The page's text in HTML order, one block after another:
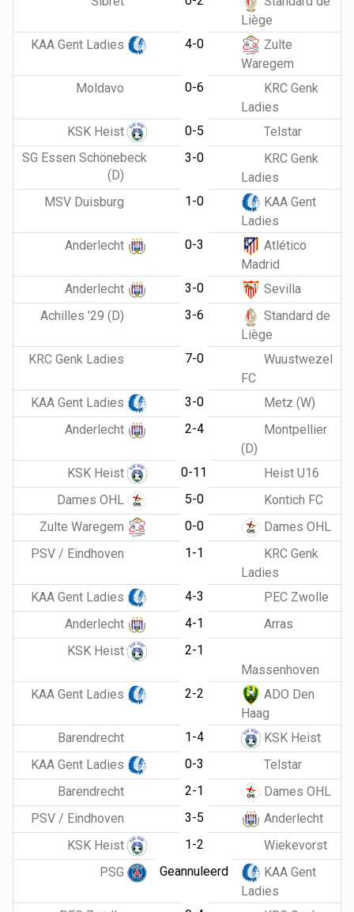
Liège
KAA Gent Ladies
4-0
Zulte
Waregem
Moldavo
0-6
KRC Genk
Ladies
KSK Heist
0-5
Telstar
SG Essen Schönebeck
(D)
3-0
KRC Genk
Ladies
MSV Duisburg
1-0
KAA Gent
Ladies
Anderlecht
0-3
Atlético
Madrid
Anderlecht
3-0
Sevilla
Achilles '29 (D)
3-6
Standard de
Liège
KRC Genk Ladies
7-0
Wuustwezel
FC
KAA Gent Ladies
3-0
Metz (W)
Anderlecht
2-4
Montpellier
(D)
KSK Heist
0-11
Heist U16
Dames OHL
5-0
Kontich FC
Zulte Waregem
0-0
Dames OHL
PSV / Eindhoven
1-1
KRC Genk
Ladies
KAA Gent Ladies
4-3
PEC Zwolle
Anderlecht
4-1
Arras
KSK Heist
2-1
Massenhoven
KAA Gent Ladies
2-2
ADO Den
Haag
Barendrecht
1-4
KSK Heist
KAA Gent Ladies
0-3
Telstar
Barendrecht
2-1
Dames OHL
PSV / Eindhoven
3-5
Anderlecht
KSK Heist
1-2
Wiekevorst
PSG
Geannuleerd
KAA Gent
Ladies